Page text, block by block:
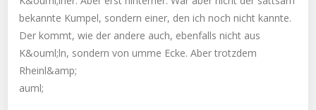
bekannte Kumpel, sondern einer, den ich noch nicht kannte.
Der kommt, wie der andere auch, ebenfalls nicht aus
K&ouml;ln, sondern von umme Ecke. Aber trotzdem
Rheinl&amp;
auml;